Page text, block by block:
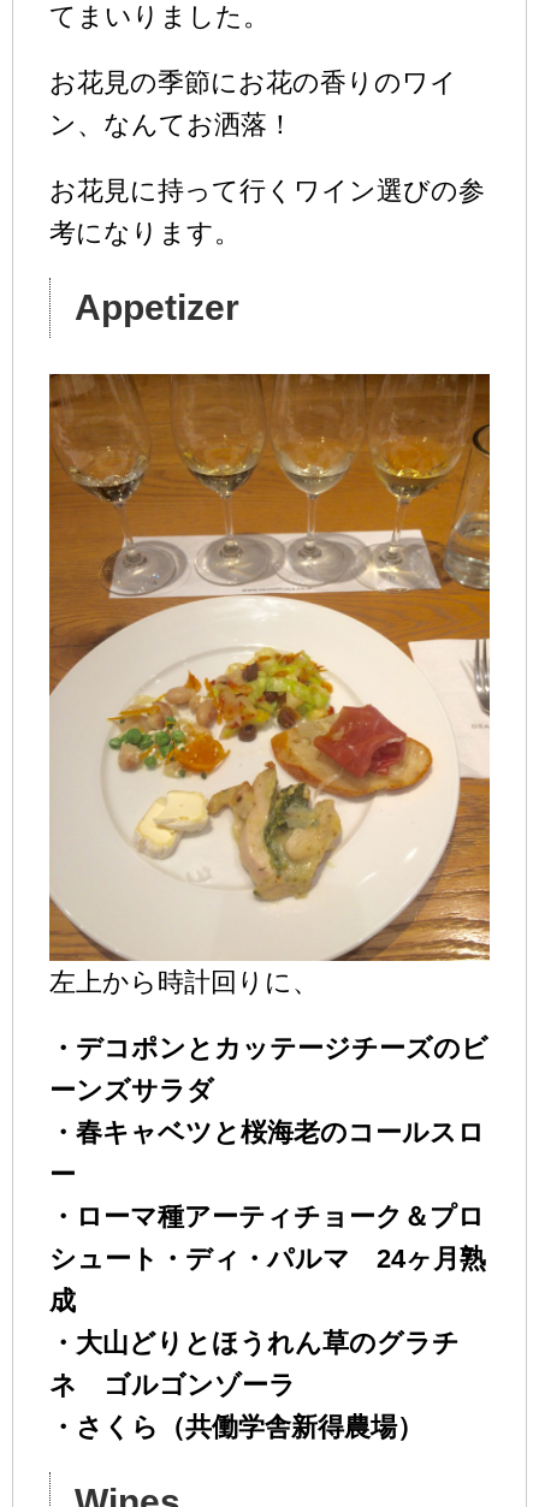
てまいりました。
お花見の季節にお花の香りのワイ
ン、なんてお洒落！
お花見に持って行くワイン選びの参
考になります。
Appetizer
左上から時計回りに、
・デコポンとカッテージチーズのビ
ーンズサラダ
・春キャベツと桜海老のコールスロ
ー
・ローマ種アーティチョーク＆プロ
シュート・ディ・パルマ 24ヶ月熟
成
・大山どりとほうれん草のグラチ
ネ ゴルゴンゾーラ
・さくら（共働学舎新得農場）